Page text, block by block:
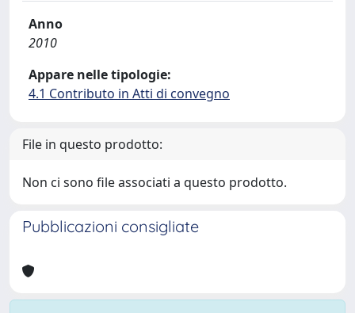
Anno
2010
Appare nelle tipologie:
4.1 Contributo in Atti di convegno
File in questo prodotto:
Non ci sono file associati a questo prodotto.
Pubblicazioni consigliate